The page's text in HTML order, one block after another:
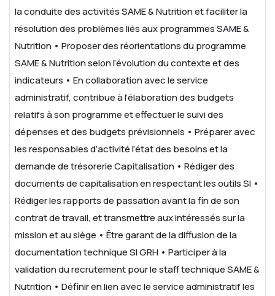
la conduite des activités SAME & Nutrition et faciliter la
résolution des problèmes liés aux programmes SAME &
Nutrition • Proposer des réorientations du programme
SAME & Nutrition selon l’évolution du contexte et des
indicateurs • En collaboration avec le service
administratif, contribue à l’élaboration des budgets
relatifs à son programme et effectuer le suivi des
dépenses et des budgets prévisionnels • Préparer avec
les responsables d’activité l’état des besoins et la
demande de trésorerieCapitalisation • Rédiger des
documents de capitalisation en respectant les outils SI •
Rédiger les rapports de passation avant la fin de son
contrat de travail, et transmettre aux intéressés sur la
mission et au siège • Être garant de la diffusion de la
documentation technique SIGRH • Participer à la
validation du recrutement pour le staff technique SAME &
Nutrition • Définir en lien avec le service administratif les